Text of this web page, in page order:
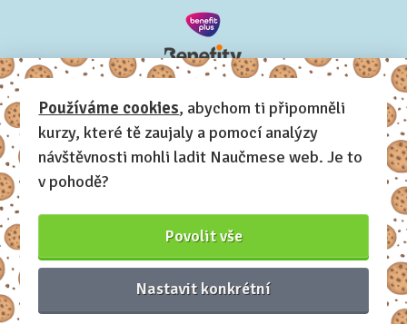
Naučmese, 2012-2026.
Sdílíme dovednosti, offline i online.
Používáme cookies, abychom ti připomněli
kurzy, které tě zaujaly a pomocí analýzy
návštěvnosti mohli ladit Naučmese web. Je to
v pohodě?
Povolit vše
Nastavit konkrétní